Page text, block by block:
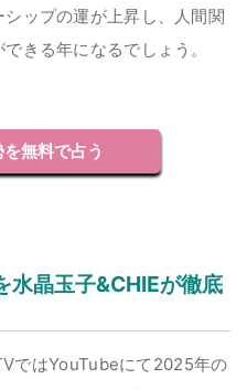
ップの運が上昇し、人間関
きる年になるでしょう。
無料で占う
晶玉子&CHIEが徹底
ではYouTubeにて2025年の